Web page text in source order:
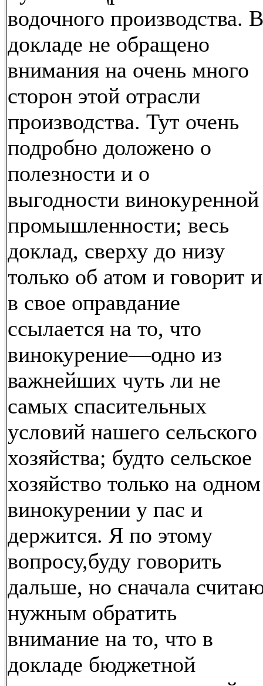
водочного производства. В
докладе не обращено
внимания на очень много
сторон этой отрасли
производства. Тут очень
подробно доложено о
полезности и о
выгодности винокуренной
промышленности; весь
доклад, сверху до низу
только об атом и говорит и
в свое оправдание
ссылается на то, что
винокурение—одно из
важнейших чуть ли не
самых спасительных
условий нашего сельского
хозяйства; будто сельское
хозяйство только на одном
винокурении у пас и
держится. Я по этому
вопросу,буду говорить
дальше, но сначала
нужным обратить
внимание на то, что в
докладе бюджетной